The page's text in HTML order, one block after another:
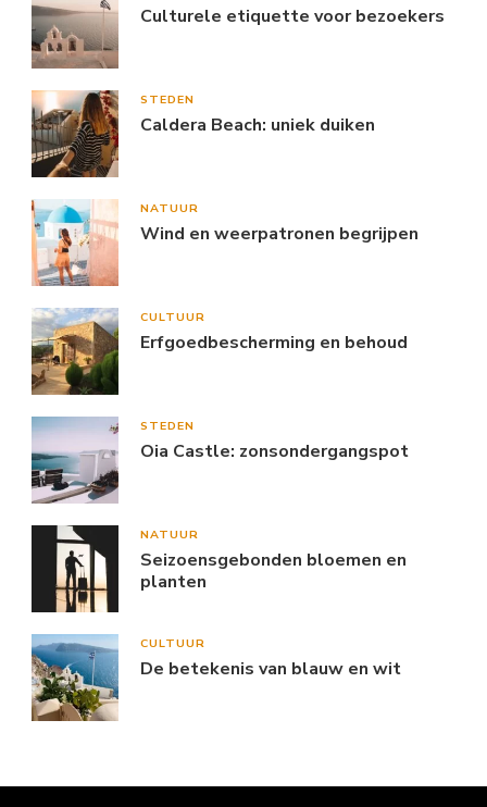
Culturele etiquette voor bezoekers
STEDEN
Caldera Beach: uniek duiken
NATUUR
Wind en weerpatronen begrijpen
CULTUUR
Erfgoedbescherming en behoud
STEDEN
Oia Castle: zonsondergangspot
NATUUR
Seizoensgebonden bloemen en
planten
CULTUUR
De betekenis van blauw en wit